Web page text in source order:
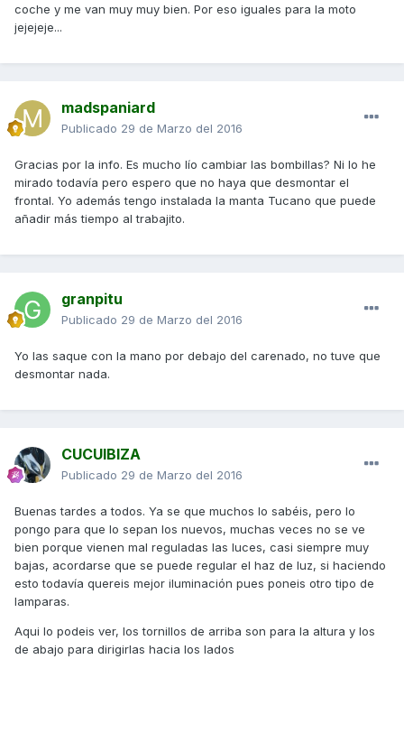
coche y me van muy muy bien. Por eso iguales para la moto
jejejeje...
madspaniard
Publicado 29 de Marzo del 2016
Gracias por la info. Es mucho lío cambiar las bombillas? Ni lo he
mirado todavía pero espero que no haya que desmontar el
frontal. Yo además tengo instalada la manta Tucano que puede
añadir más tiempo al trabajito.
granpitu
Publicado 29 de Marzo del 2016
Yo las saque con la mano por debajo del carenado, no tuve que
desmontar nada.
CUCUIBIZA
Publicado 29 de Marzo del 2016
Buenas tardes a todos. Ya se que muchos lo sabéis, pero lo
pongo para que lo sepan los nuevos, muchas veces no se ve
bien porque vienen mal reguladas las luces, casi siempre muy
bajas, acordarse que se puede regular el haz de luz, si haciendo
esto todavía quereis mejor iluminación pues poneis otro tipo de
lamparas.
Aqui lo podeis ver, los tornillos de arriba son para la altura y los
de abajo para dirigirlas hacia los lados